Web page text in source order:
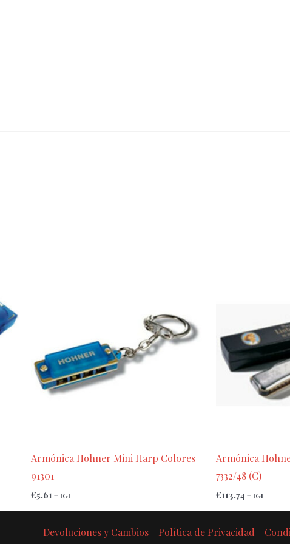
Armónica Hohner Mini Harp Colores
91301
€5.61 + IGI
Armónica
7332/48 (C)
€113.74 + IGI
Devoluciones y Cambios Política de Privacidad